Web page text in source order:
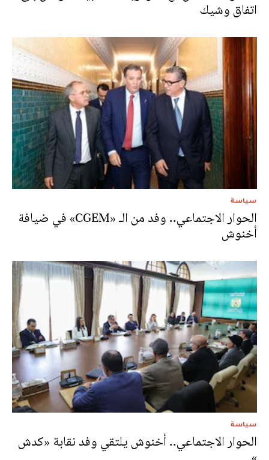
اتفاق وشيك
سياسة
الحوار الاجتماعي.. وفد من الـ «CGEM» في ضيافة
أخنوش
سياسة
الحوار الاجتماعي.. أخنوش يلتقي وفد نقابة «كدش